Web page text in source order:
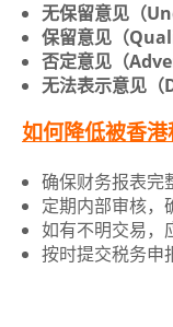
无保留意见（
保留意见（
否定意见（
无法表示意见
如何降低被香港
确保财务报表完
定期内部审核，
如有不明交易，
按时提交税务申